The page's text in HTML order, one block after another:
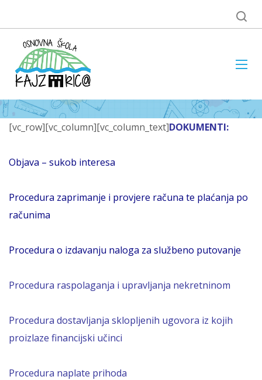
[vc_row][vc_column][vc_column_text]DOKUMENTI:
Objava – sukob interesa
Procedura zaprimanje i provjere računa te plaćanja po
računima
Procedura o izdavanju naloga za službeno putovanje
Procedura raspolaganja i upravljanja nekretninom
Procedura dostavljanja sklopljenih ugovora iz kojih
proizlaze financijski učinci
Procedura naplate prihoda